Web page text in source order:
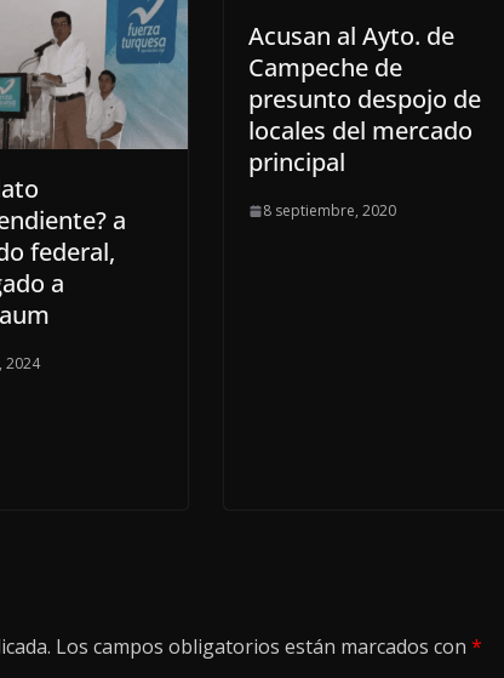
a
federal,
a
2024
Acusan al Ayto. de
Campeche de
presunto despojo de
locales del mercado
principal
8 septiembre, 2020
Los campos obligatorios están marcados con *